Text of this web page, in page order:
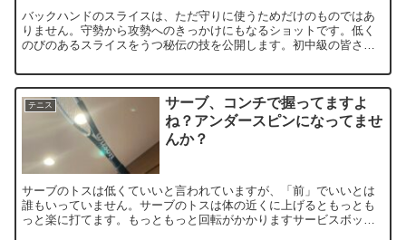
バックハンドのスライスは、ただ守りに使うためだけのものではあ
りません。守勢から攻勢へのきっかけにもなるショットです。低く
のびのあるスライスをうつ秘伝の技を公開します。初中級の皆さん
不要です。
テニス
サーブ、コンチで握ってますよ
ね？アンダースピンになってませ
んか？
サーブのトスは低くていいと言われていますが、「前」でいいとは
誰もいっていません。サーブのトスは体の近くに上げるともっとも
っと楽に打てます。もっともっと回転がかかりますサービスボック